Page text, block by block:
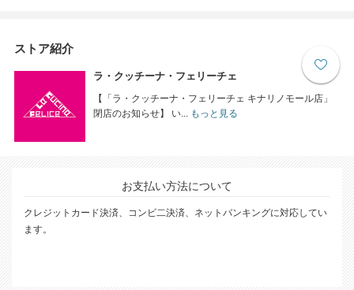
ストア紹介
ラ・クッチーナ・フェリーチェ
【「ラ・クッチーナ・フェリーチェ キナリノモール店」
閉店のお知らせ】 い...
もっと見る
お支払い方法について
クレジットカード決済、コンビ二決済、ネットバンキングに対応してい
ます。